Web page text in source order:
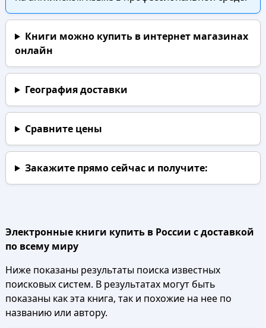
Книги можно купить в интернет магазинах
онлайн
География доставки
Сравните цены
Закажите прямо сейчаси получите:
Электронные книги купить в России с доставкой
по всему миру
Ниже показаны результаты поиска известных
поисковых систем. В результатах могут быть
показаны как эта книга, так и похожие на нее по
названию или автору.